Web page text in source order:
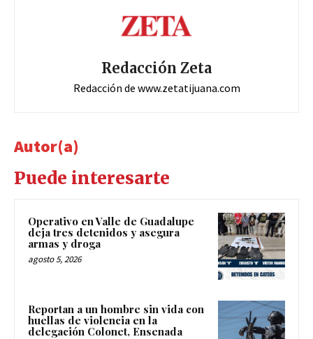
Redacción Zeta
Redacción de www.zetatijuana.com
Autor(a)
Puede interesarte
Operativo en Valle de Guadalupe
deja tres detenidos y asegura
armas y droga
agosto 5, 2026
Reportan a un hombre sin vida con
huellas de violencia en la
delegación Colonet, Ensenada